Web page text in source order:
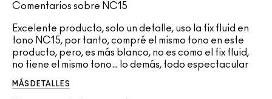
Comentarios sobre NC15
Excelente producto, solo un detalle, uso la fix fluid en
tono NC15, por tanto, compré el mismo tono en este
producto, pero, es más blanco, no es como el fix fluid,
no tiene el mismo tono… lo demás, todo espectacular
MÁS DETALLES